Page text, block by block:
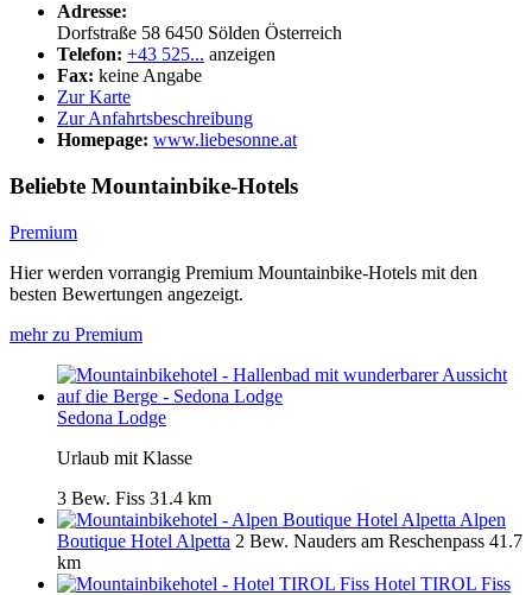
Adresse:
Dorfstraße 58 6450 Sölden Österreich
Telefon: +43 525... anzeigen
Fax: keine Angabe
Zur Karte
Zur Anfahrtsbeschreibung
Homepage: www.liebesonne.at
Beliebte Mountainbike-Hotels
Premium
Hier werden vorrangig Premium Mountainbike-Hotels mit den
besten Bewertungen angezeigt.
mehr zu Premium
Sedona Lodge
Urlaub mit Klasse
3 Bew. Fiss 31.4 km
Alpen
Boutique Hotel Alpetta 2 Bew. Nauders am Reschenpass 41.7
km
Hotel TIROL Fiss